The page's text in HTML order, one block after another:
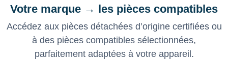
Votre marque → les pièces compatibles
Accédez aux pièces détachées d’origine certifiées ou
à des pièces compatibles sélectionnées,
parfaitement adaptées à votre appareil.